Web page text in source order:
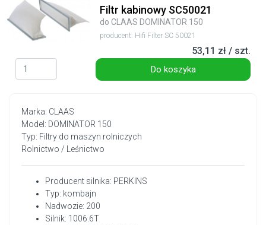
Marka: CLAAS
Model: DOMINATOR 150
Typ: Filtry do maszyn rolniczych
Rolnictwo / Leśnictwo
Producent silnika: PERKINS
Typ: kombajn
Nadwozie: 200
Silnik: 1006.6T
Filtr kabinowy SC50021
do CLAAS DOMINATOR 150
producent: Hifi Filter SC 50021
53,11 zł / szt.
Do koszyka